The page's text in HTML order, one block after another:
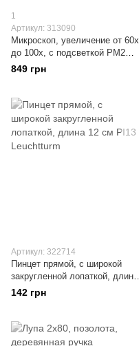
1
Артикул: 313090
Микроскоп, увеличение от 60х
до 100х, с подсветкой PM2
Leuchtturm
849 грн
Артикул: 322714
Пинцет прямой, с широкой
закругленной лопаткой, длина
12 см PI13 Leuchtturm
142 грн